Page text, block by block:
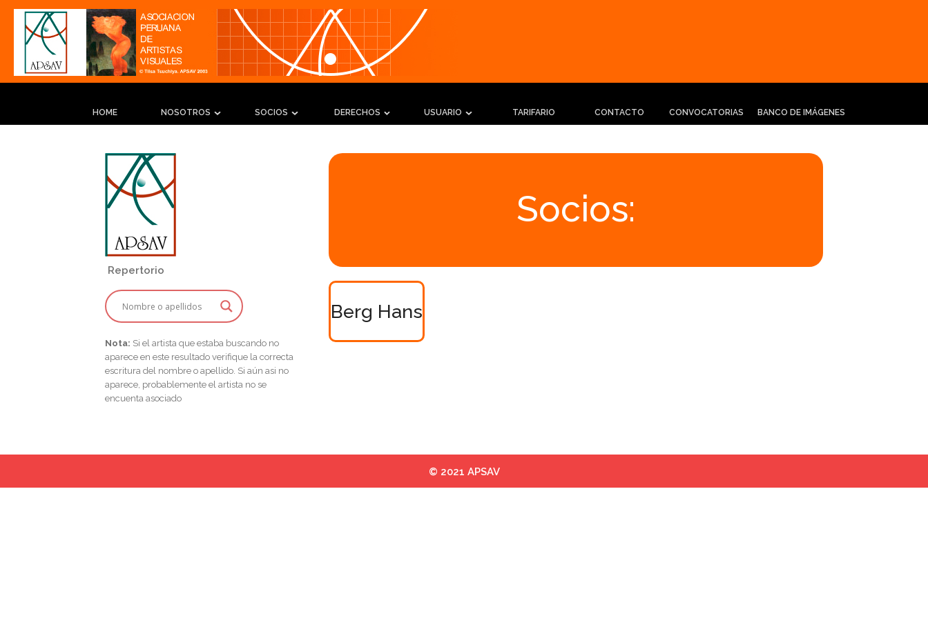
HOME NOSOTROS SOCIOS DERECHOS USUARIO TARIFARIO CONTACTO CONVOCATORIAS BANCO DE IMÁGENES
Repertorio
Nota: Si el artista que estaba buscando no
aparece en este resultado verifique la correcta
escritura del nombre o apellido. Si aún asi no
aparece, probablemente el artista no se
encuenta asociado
Socios:
Berg Hans
© 2021 APSAV